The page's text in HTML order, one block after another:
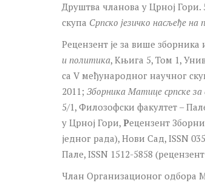
Друштва чланова у Црној
скупа Српско језичко насљеђе на
Рецензент је за више
и политика, Књига 5, Том 1,
са V међународног научног
2011; Зборника Матице српске за
5/1, Филозофски факултет –
у Црној Гори, Рецензент
једног рада), Нови Сад, ISSN
Пале, ISSN 1512-5858
Члан Организационог одбора